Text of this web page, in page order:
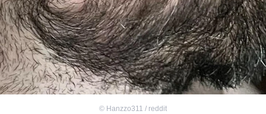
© Hanzzo311 / reddit